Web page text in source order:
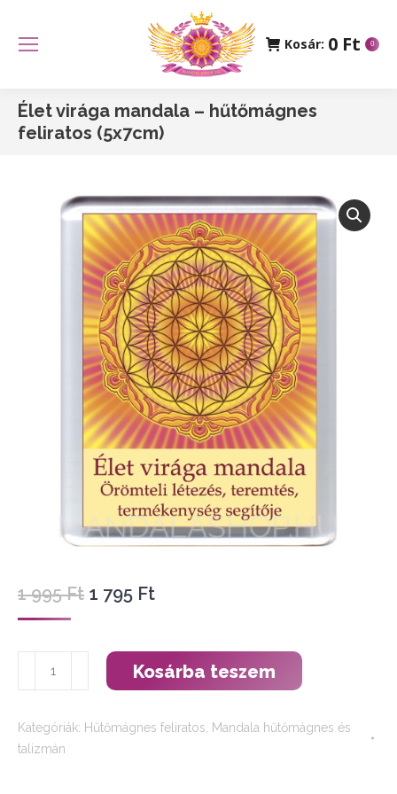
Kosár: 0 Ft 0
Élet virága mandala – hűtőmágnes
feliratos (5x7cm)
1 995Ft Original
was:
995 Ft.
1 795 FtCurrent
is:
1
795 Ft.
virága
-
hűtőmágnes
Kosárba teszem
Kategóriák: Hűtőmágnes feliratos
Mandala hűtőmágnes és
talizmán